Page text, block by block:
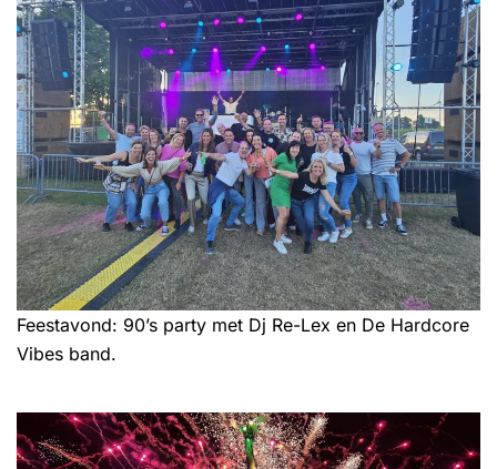
Feestavond: 90’s party met Dj Re-Lex en De Hardcore
Vibes band.